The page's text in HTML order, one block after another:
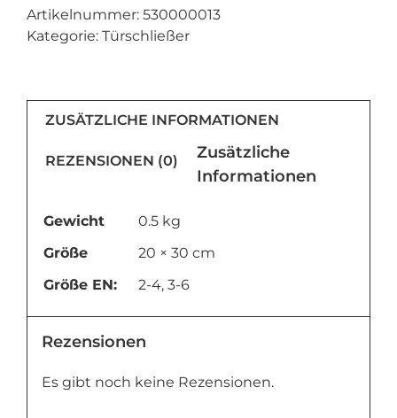
Artikelnummer: 530000013
Kategorie: Türschließer
ZUSÄTZLICHE INFORMATIONEN
REZENSIONEN (0)
Zusätzliche
Informationen
Gewicht
0.5 kg
Größe
20 × 30 cm
Größe EN:
2-4, 3-6
Rezensionen
Es gibt noch keine Rezensionen.